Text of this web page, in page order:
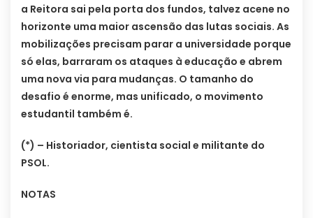
a Reitora sai pela porta dos fundos, talvez acene no
horizonte uma maior ascensão das lutas sociais. As
mobilizações precisam parar a universidade porque
só elas, barraram os ataques à educação e abrem
uma nova via para mudanças. O tamanho do
desafio é enorme, mas unificado, o movimento
estudantil também é.
(*) – Historiador, cientista social e militante do
PSOL.
NOTAS